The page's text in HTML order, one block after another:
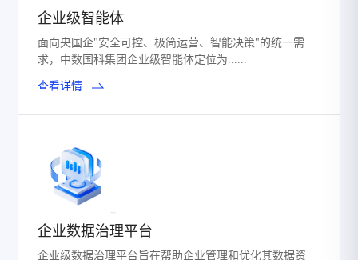
企业级智能体
面向央国企"安全可控、极简运营、智能决策"的统一需
求，中数国科集团企业级智能体定位为......
查看详情
企业数据治理平台
企业级数据治理平台旨在帮助企业管理和优化其数据资